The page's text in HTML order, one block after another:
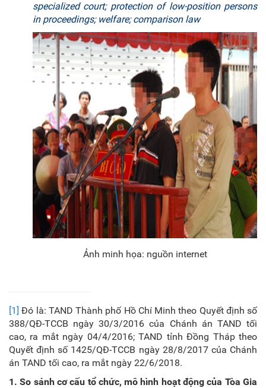
specialized court; protection of low-position persons
in proceedings; welfare; comparison law
Ảnh minh họa: nguồn internet
[1] Đó là: TAND Thành phố Hồ Chí Minh theo Quyết định số
388/QĐ-TCCB ngày 30/3/2016 của Chánh án TAND tối
cao, ra mắt ngày 04/4/2016; TAND tỉnh Đồng Tháp theo
Quyết định số 1425/QĐ-TCCB ngày 28/8/2017 của Chánh
án TAND tối cao, ra mắt ngày 22/6/2018.
1. So sánh cơ cấu tổ chức, mô hình hoạt động của Tòa Gia